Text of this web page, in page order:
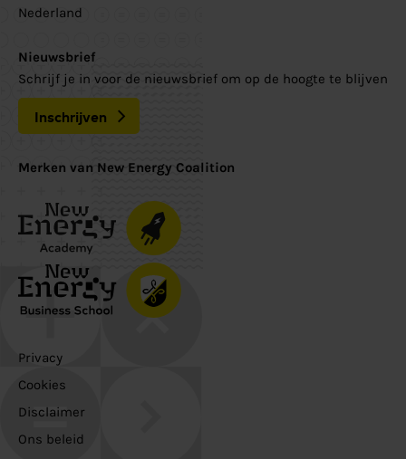
Nederland
Nieuwsbrief
Schrijf je in voor de nieuwsbrief om op de hoogte te blijven
Inschrijven
Merken van New Energy Coalition
Privacy
Cookies
Disclaimer
Ons beleid